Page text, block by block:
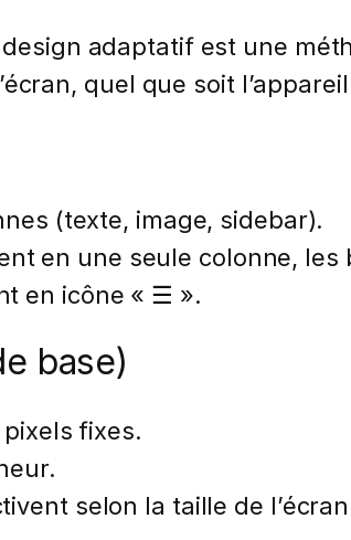
adaptatif est une
quel que soit
(texte, image, sidebar).
en une seule colonne,
en icône « ☰ ».
base)
fixes.
selon la taille de